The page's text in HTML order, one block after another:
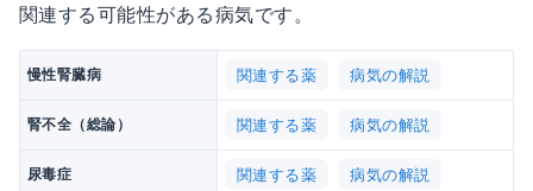
関連する可能性がある病気です。
慢性腎臓病 関連する薬 病気の解説
腎不全（総論） 関連する薬 病気の解説
尿毒症 関連する薬 病気の解説